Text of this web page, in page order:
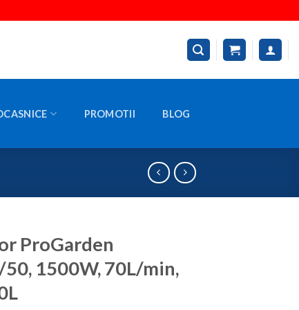
PROMOTII BLOG
ProGarden
1500W, 70L/min,